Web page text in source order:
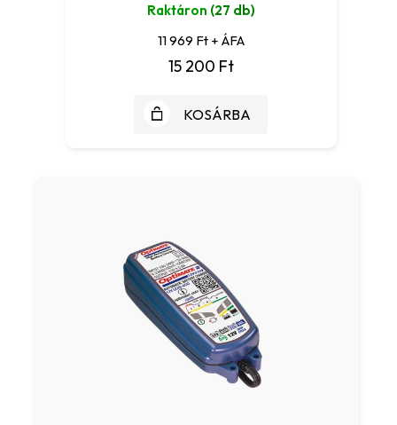
Raktáron (27 db)
11 969 Ft + ÁFA
15 200 Ft
KOSÁRBA